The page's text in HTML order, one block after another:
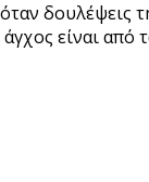
είναι